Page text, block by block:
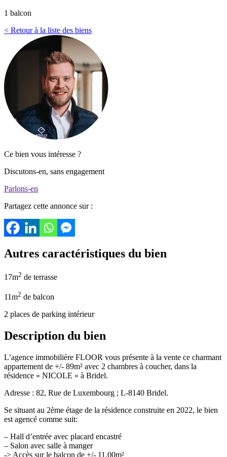
1 balcon
< Retour à la liste des biens
Ce bien vous intéresse ?
Discutons-en, sans engagement
Parlons-en
Partagez cette annonce sur :
Autres caractéristiques du bien
17m2 de terrasse
11m2 de balcon
2 places de parking intérieur
Description du bien
L’agence immobilière FLOOR vous présente à la vente ce charmant
appartement de +/- 89m² avec 2 chambres à coucher, dans la
résidence « NICOLE » à Bridel.
Adresse : 82, Rue de Luxembourg ; L-8140 Bridel.
Se situant au 2ème étage de la résidence construite en 2022, le bien
est agencé comme suit:
– Hall d’entrée avec placard encastré
– Salon avec salle à manger
-> Accès sur le balcon de +/- 11,00m²